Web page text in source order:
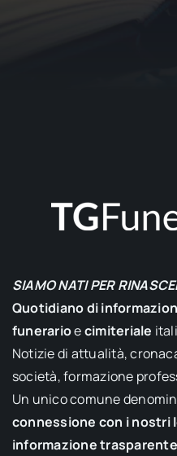
SIAMO NATI PER
Quotidiano di
funerarioecimiteriale
Notizie di attualità,
società, formazione
Un unico comune
connessione con i nostri
informazione